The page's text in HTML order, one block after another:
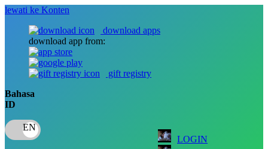
lewati ke Konten
download apps
download app from:
gift registry
Bahasa
ID
LOGIN